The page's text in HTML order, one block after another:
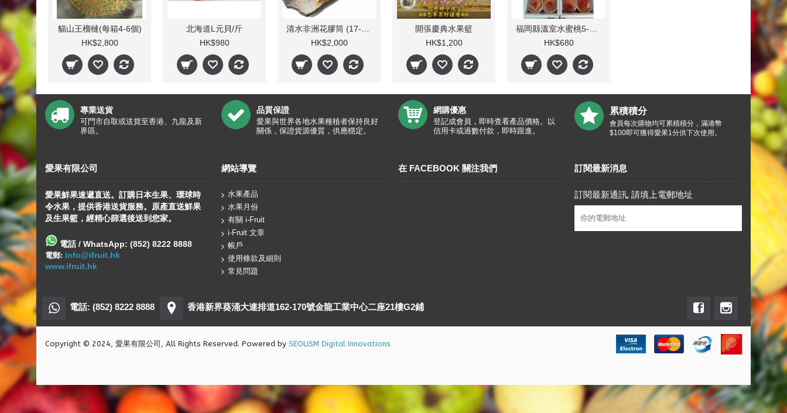
貓山王榴槤(每箱4-6個)
HK$2,800
北海道L元貝/斤
HK$980
HK$2,000
開張慶典水果籃
HK$1,200
HK$680
專業送貨
可門市自取或送貨至香港、九龍及新
界區。
品質保證
愛果與世界各地水果種植者保持良好
關係，保證貨源優質，供應穩定。
網購優惠
登記成會員，即時查看產品價格。以
信用卡或過數付款，即時跟進。
累積積分
會員每次購物均可累積積分，滿港幣
$100即可獲得愛果1分供下次使用。
愛果有限公司
愛果鮮果速遞直送。訂購日本生果、 環球時
令水果，提供香港送貨服務。原產直送鮮果
及生果籃，經精心篩選後送到您家。
電話 / WhatsApp: (852) 8222 8888
電郵: info@ifruit.hk
www.ifruit.hk
網站導覽
水果產品
水果月份
有關 i-Fruit
i-Fruit 文章
帳戶
使用條款及細則
常見問題
在 FACEBOOK 關注我們 訂閱最新消息
訂閱最新通訊, 請填上電郵地址
電話: (852) 8222 8888 香港新界葵涌大連排道162-170號金龍工業中心二座21樓G2鋪
Copyright © 2024, 愛果有限公司, All Rights Reserved. Powered by SEOLISM Digital Innovations